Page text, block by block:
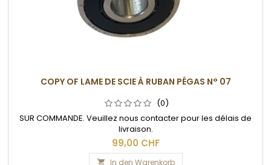
COPY OF LAME DE SCIE À RUBAN PÉGAS N° 07
(0)
SUR COMMANDE. Veuillez nous contacter pour les délais de
livraison.
99,00 CHF
 In den Warenkorb